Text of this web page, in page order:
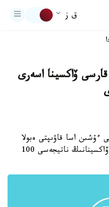
ق ز
قارسى ۆاكسينا اسەرى
ءۇشىن اسا قاۋىپتى ەبولا
ىندەتىنە قارسى سىناقتان وتكەن ۆاكسينانىڭ ناتيجەسى 100